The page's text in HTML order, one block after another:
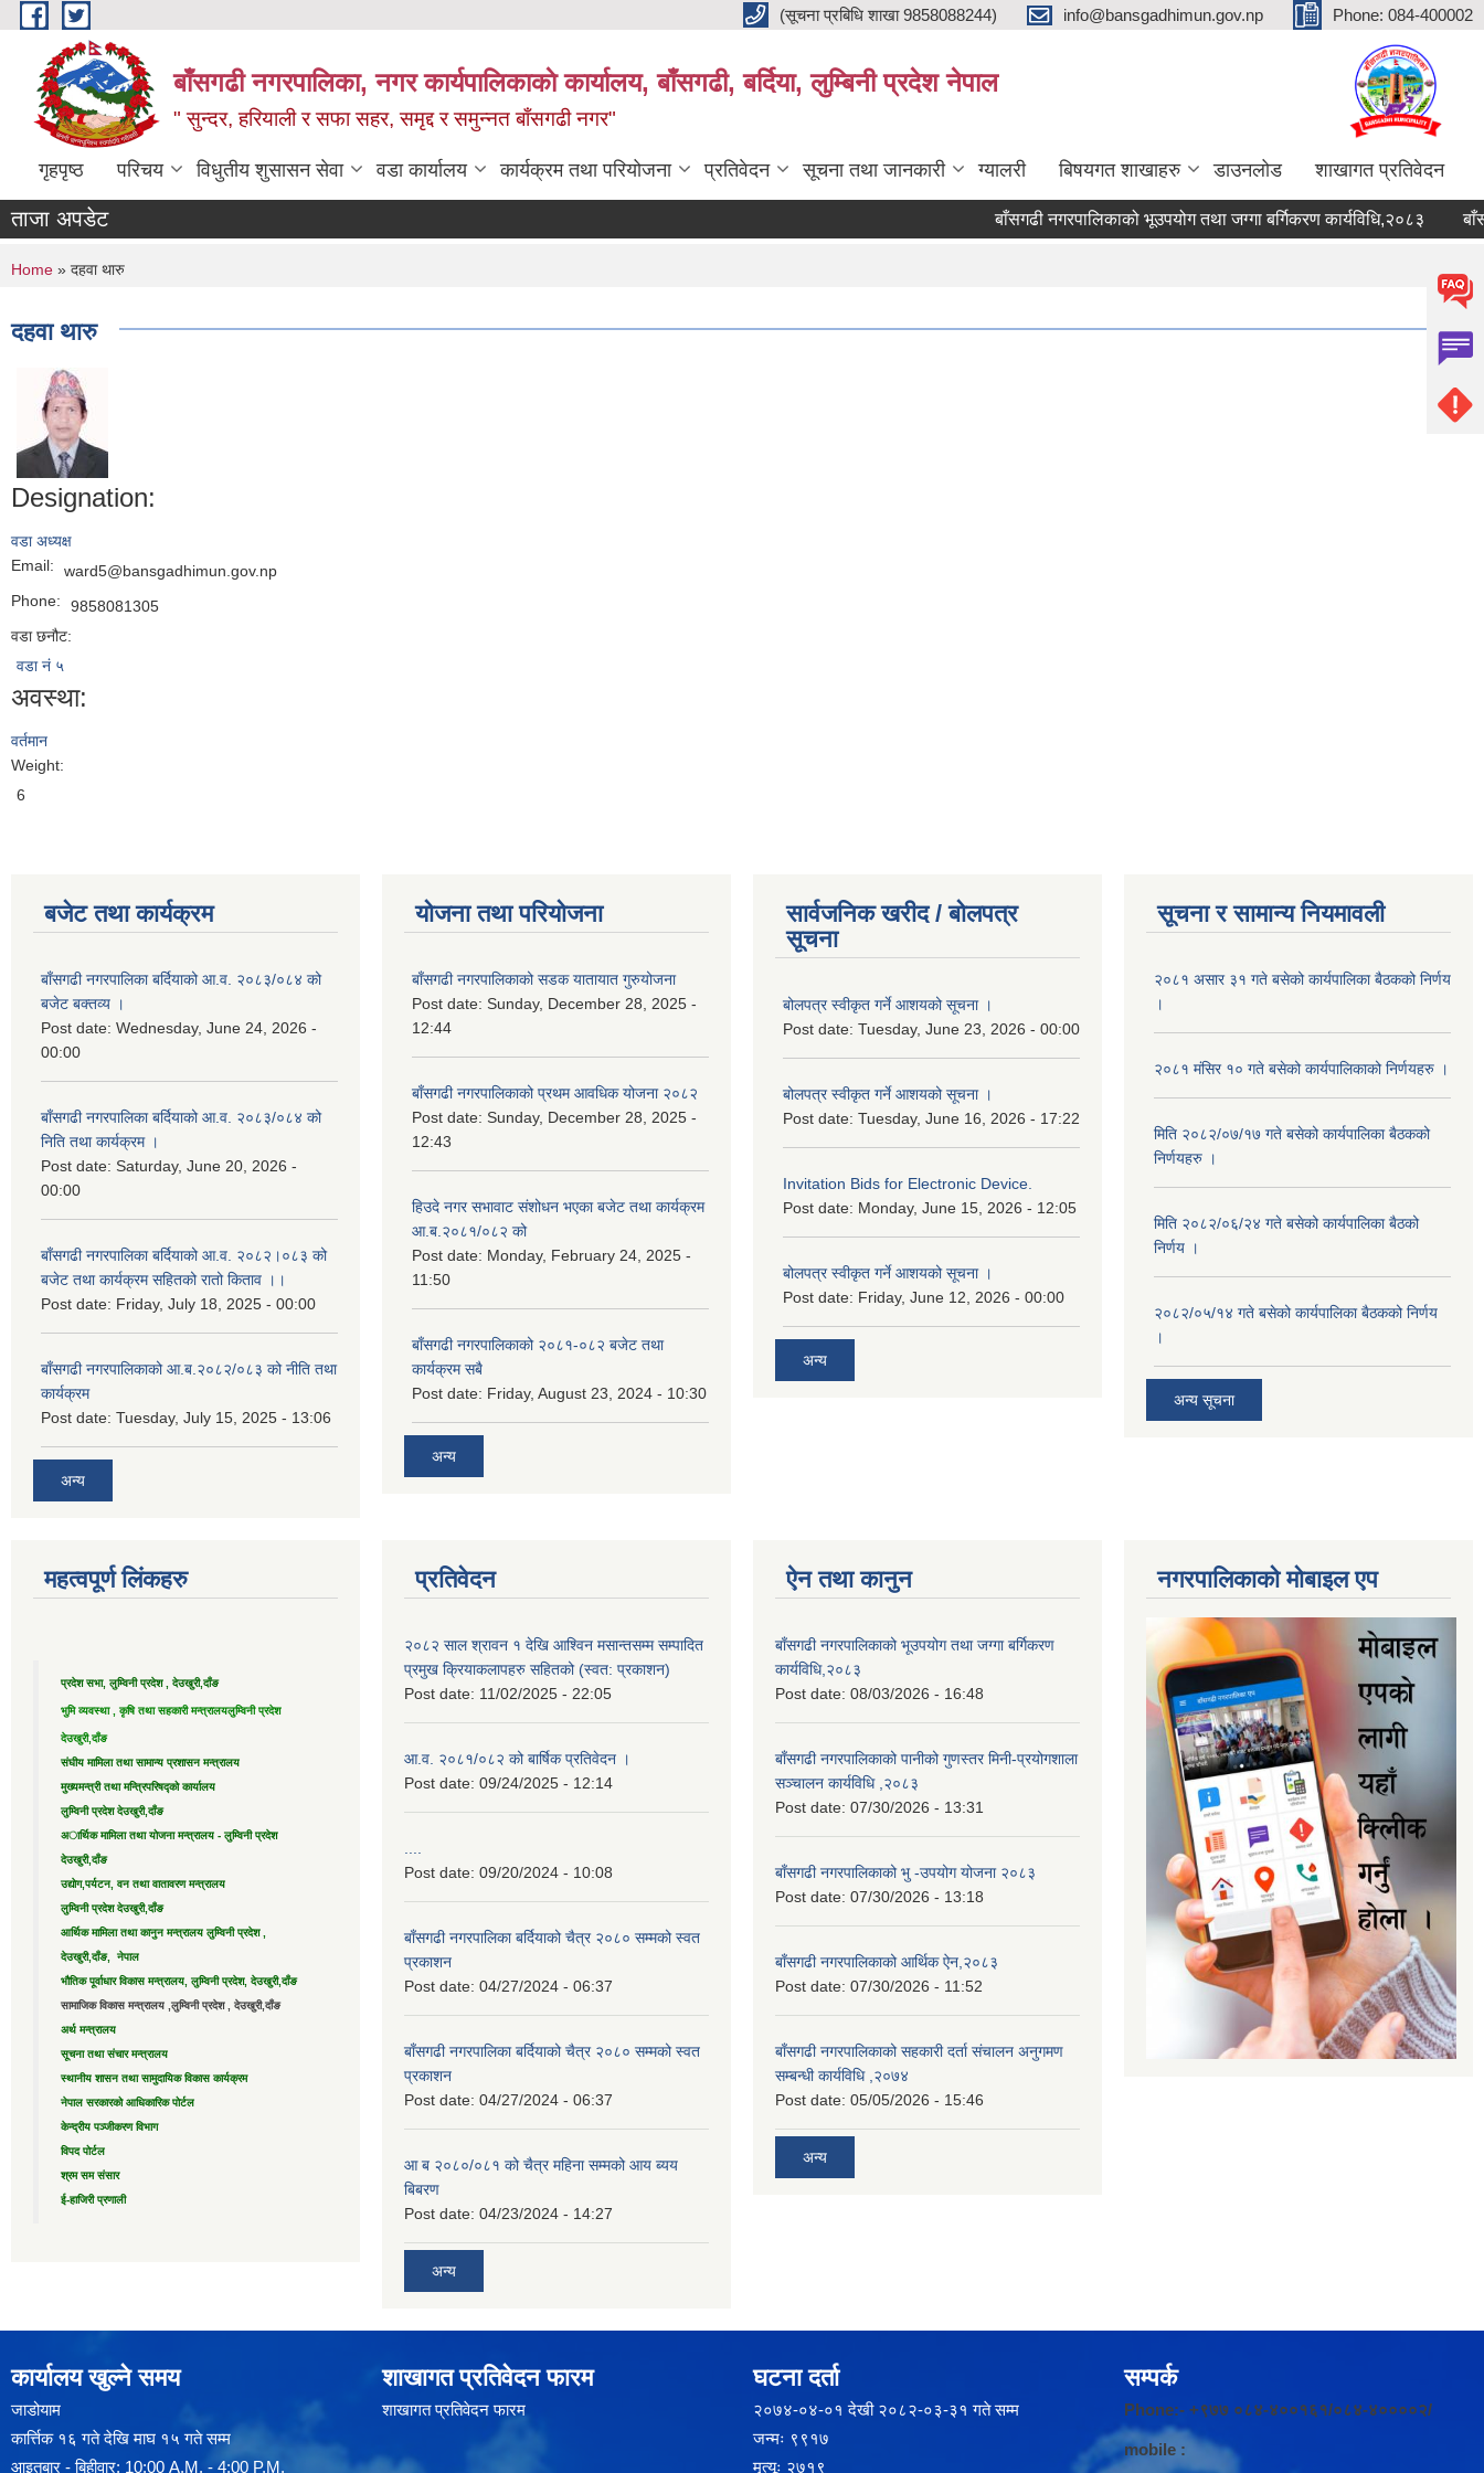
Skip to main content (सूचना प्रबिधि शाखा 9858088244) info@bansgadhimun.gov.np Phone: 084-400002
बाँसगढी नगरपालिका, नगर कार्यपालिकाकाे कार्यालय, बाँसगढी, बर्दिया, लुम्बिनी प्रदेश नेपाल
" सुन्दर, हरियाली र सफा सहर, समृद्द र समुन्नत बाँसगढी नगर"
गृहपृष्ठ परिचय विधुतीय शुसासन सेवा वडा कार्यालय कार्यक्रम तथा परियोजना प्रतिवेदन सूचना तथा जानकारी ग्यालरी बिषयगत शाखाहरु डाउनलोड शाखागत प्रतिवेदन
ताजा अपडेट बाँसगढी नगरपालिकाको भूउपयोग तथा जग्गा बर्गिकरण कार्यविधि,२०८३
You are here
Home » दहवा थारु
दहवा थारु
Designation:
वडा अध्यक्ष
Email:
ward5@bansgadhimun.gov.np
Phone:
9858081305
वडा छनौट:
वडा नं ५
अवस्था:
वर्तमान
Weight:
6
बजेट तथा कार्यक्रम
बाँसगढी नगरपालिका बर्दियाको आ.व. २०८३/०८४ को
बजेट बक्तव्य ।
Post date: Wednesday, June 24, 2026 -
00:00
बाँसगढी नगरपालिका बर्दियाको आ.व. २०८३/०८४ को
निति तथा कार्यक्रम ।
Post date: Saturday, June 20, 2026 -
00:00
बाँसगढी नगरपालिका बर्दियाको आ.व. २०८२।०८३ को
बजेट तथा कार्यक्रम सहितको रातो किताव ।।
Post date: Friday, July 18, 2025 - 00:00
बाँसगढी नगरपालिकाको आ.ब.२०८२/०८३ को नीति तथा
कार्यक्रम
Post date: Tuesday, July 15, 2025 - 13:06
अन्य
योजना तथा परियोजना
बाँसगढी नगरपालिकाको सडक यातायात गुरुयोजना
Post date: Sunday, December 28, 2025 -
12:44
बाँसगढी नगरपालिकाको प्रथम आवधिक योजना २०८२
Post date: Sunday, December 28, 2025 -
12:43
हिउदे नगर सभावाट संशोधन भएका बजेट तथा कार्यक्रम
आ.ब.२०८१/०८२ को
Post date: Monday, February 24, 2025 -
11:50
बाँसगढी नगरपालिकाको २०८१-०८२ बजेट तथा
कार्यक्रम सबै
Post date: Friday, August 23, 2024 - 10:30
अन्य
सार्वजनिक खरीद / बोलपत्र
सूचना
बोलपत्र स्वीकृत गर्ने आशयको सूचना ।
Post date: Tuesday, June 23, 2026 - 00:00
बोलपत्र स्वीकृत गर्ने आशयको सूचना ।
Post date: Tuesday, June 16, 2026 - 17:22
Invitation Bids for Electronic Device.
Post date: Monday, June 15, 2026 - 12:05
बोलपत्र स्वीकृत गर्ने आशयको सूचना ।
Post date: Friday, June 12, 2026 - 00:00
अन्य
सूचना र सामान्य नियमावली
२०८१ असार ३१ गते बसेको कार्यपालिका बैठकको निर्णय
।
२०८१ मंसिर १० गते बसेको कार्यपालिकाको निर्णयहरु ।
मिति २०८२/०७/१७ गते बसेको कार्यपालिका बैठकको
निर्णयहरु ।
मिति २०८२/०६/२४ गते बसेको कार्यपालिका बैठको
निर्णय ।
२०८२/०५/१४ गते बसेको कार्यपालिका बैठकको निर्णय
।
अन्य सूचना
महत्वपूर्ण लिंकहरु
प्रदेश सभा, लुम्विनी प्रदेश , देउखुरी,दाँङ
भुमि व्यवस्था , कृषि तथा सहकारी मन्त्रालयलुम्विनी प्रदेश
देउखुरी,दाँङ
संघीय मामिला तथा सामान्य प्रशासन मन्त्रालय
मुख्यमन्त्री तथा मन्त्रिपरिषद्को कार्यालय
लुम्विनी प्रदेश देउखुरी,दाँङ
अार्थिक मामिला तथा योजना मन्त्रालय - लुम्विनी प्रदेश
देउखुरी,दाँङ
उद्याेग,पर्यटन, वन तथा वातावरण मन्त्रालय
लुम्विनी प्रदेश देउखुरी,दाँङ
आर्थिक मामिला तथा कानुन मन्त्रालय लुम्विनी प्रदेश ,
देउखुरी,दाँङ, नेपाल
भौतिक पूर्वाधार विकास मन्त्रालय, लुम्विनी प्रदेश, देउखुरी,दाँङ
सामाजिक विकास मन्त्रालय ,लुम्विनी प्रदेश , देउखुरी,दाँङ
अर्थ मन्त्रालय
सूचना तथा संचार मन्त्रालय
स्थानीय शासन तथा सामुदायिक विकास कार्यक्रम
नेपाल सरकारको आधिकारिक पोर्टल
केन्द्रीय पञ्जीकरण विभाग
विपद पोर्टल
श्रम सम संसार
ई-हाजिरी प्रणाली
प्रतिवेदन
२०८२ साल श्रावन १ देखि आश्विन मसान्तसम्म सम्पादित
प्रमुख क्रियाकलापहरु सहितको (स्वत: प्रकाशन)
Post date: 11/02/2025 - 22:05
आ.व. २०८१/०८२ को बार्षिक प्रतिवेदन ।
Post date: 09/24/2025 - 12:14
Post date: 09/20/2024 - 10:08
बाँसगढी नगरपालिका बर्दियाको चैत्र २०८० सम्मको स्वत
प्रकाशन
Post date: 04/27/2024 - 06:37
बाँसगढी नगरपालिका बर्दियाको चैत्र २०८० सम्मको स्वत
प्रकाशन
Post date: 04/27/2024 - 06:37
आ ब २०८०/०८१ को चैत्र महिना सम्मको आय ब्यय
बिबरण
Post date: 04/23/2024 - 14:27
अन्य
ऐन तथा कानुन
बाँसगढी नगरपालिकाको भूउपयोग तथा जग्गा बर्गिकरण
कार्यविधि,२०८३
Post date: 08/03/2026 - 16:48
बाँसगढी नगरपालिकाको पानीको गुणस्तर मिनी-प्रयोगशाला
सञ्चालन कार्यविधि ,२०८३
Post date: 07/30/2026 - 13:31
बाँसगढी नगरपालिकाको भु -उपयोग योजना २०८३
Post date: 07/30/2026 - 13:18
बाँसगढी नगरपालिकाको आर्थिक ऐन,२०८३
Post date: 07/30/2026 - 11:52
बाँसगढी नगरपालिकाको सहकारी दर्ता संचालन अनुगमण
सम्बन्धी कार्यविधि ,२०७४
Post date: 05/05/2026 - 15:46
अन्य
नगरपालिकाकाे माेबाइल एप
कार्यालय खुल्ने समय
जाडोयाम
कार्त्तिक १६ गते देखि माघ १५ गते सम्म
आइतबार - बिहीवार: 10:00 A.M. - 4:00 P.M.
शाखागत प्रतिवेदन फारम
शाखागत प्रतिवेदन फारम
घटना दर्ता
२‍०७४-०४-०१ देखी २०८२-०३-३१ गते सम्म
जन्मः ९९१७
मृत्यूः २७१९
सम्पर्क
Phone:- +९७७ ०८४-४००१६१/०८४-४००००२/
mobile :